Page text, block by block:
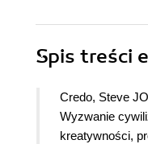
Spis treści
Credo, Steve
Wyzwanie
kreatywności,